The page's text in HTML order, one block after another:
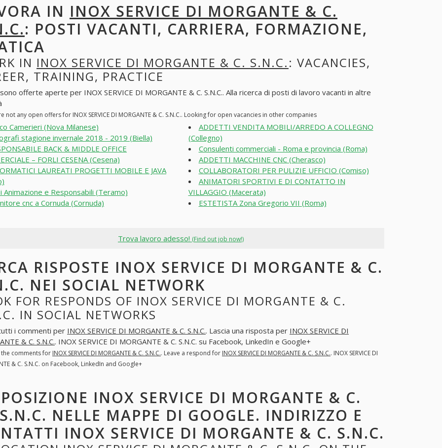
IN INOX SERVICE DI MORGANTE & C.
: POSTI VACANTI, CARRIERA, FORMAZIONE,
IN INOX SERVICE DI MORGANTE & C. S.N.C.: VACANCIES,
TRAINING, PRACTICE
offerte aperte per INOX SERVICE DI MORGANTE & C. S.N.C.. Alla ricerca di posti di lavoro vacanti in altre
not any open offers for INOX SERVICE DI MORGANTE & C. S.N.C.. Looking for open vacancies in other companies
Camerieri (Nova Milanese)
stagione invernale 2018 - 2019 (Biella)
BACK & MIDDLE OFFICE
– FORLI CESENA (Cesena)
LAUREATI PROGETTI MOBILE E JAVA
Animazione e Responsabili (Teramo)
cnc a Cornuda (Cornuda)
ADDETTI VENDITA MOBILI/ARREDO A COLLEGNO
(Collegno)
Consulenti commerciali - Roma e provincia (Roma)
ADDETTI MACCHINE CNC (Cherasco)
COLLABORATORI PER PULIZIE UFFICIO (Comiso)
ANIMATORI SPORTIVI E DI CONTATTO IN
VILLAGGIO (Macerata)
ESTETISTA Zona Gregorio VII (Roma)
Trova lavoro adesso! (Find out job now!)
RISPOSTE INOX SERVICE DI MORGANTE & C.
NEI SOCIAL NETWORK
FOR RESPONDS OF INOX SERVICE DI MORGANTE & C.
IN SOCIAL NETWORKS
i commenti per INOX SERVICE DI MORGANTE & C. S.N.C.. Lascia una risposta per INOX SERVICE DI
& C. S.N.C.. INOX SERVICE DI MORGANTE & C. S.N.C. su Facebook, LinkedIn e Google+
the comments for INOX SERVICE DI MORGANTE & C. S.N.C.. Leave a respond for INOX SERVICE DI MORGANTE & C. S.N.C.. INOX SERVICE DI
& C. S.N.C. on Facebook, LinkedIn and Google+
POSIZIONE INOX SERVICE DI MORGANTE & C.
NELLE MAPPE DI GOOGLE. INDIRIZZO E
INOX SERVICE DI MORGANTE & C. S.N.C.